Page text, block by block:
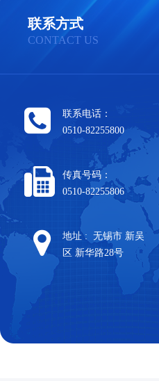
联系方式
CONTACT US
联系电话：
0510-82255800
传真号码：
0510-82255806
地址 : 无锡市 新吴
区 新华路28号